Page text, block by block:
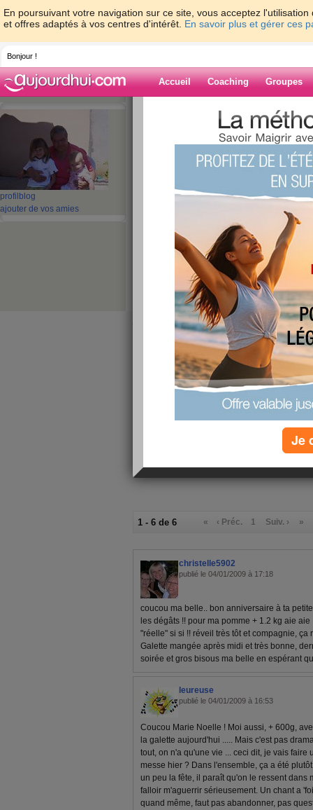
En poursuivant votre navigation sur ce site, vous acceptez
et offres adaptés à vos centres d'intérêt. En savoir plus et gérer ces
Bonjour !
Accueil Coaching Groupes
profil blog
ajouter de vos amies
> > pesée
Blog de
pesée
mauvaise journée, après les fêtes mauvaise
correct après tous les repas mais quand mêm
demain anniversaire de ma petite file (encore
surtout que je suis gourmande et je manque
j'espère que lundi je vais pouvoir m'y remettre
kilos en trop qui résistent
on s'y remet toutes ensemble, mais j'ai vu
bien au contraire
mon rhume va mieux, je crois qu'il est juste
depuis plus rien, j'espère que cela va durer.
bonne journée à toutes bisous marie noelle
1 - 6 de 6 « ‹ Préc. 1 Suiv. › »
christelle5902
publié le 04/01/2009 à 17:18
coucou ma belle.. bon anniversaire à ta
les dégâts !! pour ma pomme + 1.2 kg aie
"réelle" si si !! réveil très tôt et compagnie, ça
Galette mangée après midi et très bonne,
soirée et gros bisous ma belle en espérant
leureuse
publié le 04/01/2009 à 16:53
Coucou Marie Noelle ! Moi aussi, + 600g,
la galette aujourd'hui ..... Mais c'est pas
tout, on n'a qu'une vie ... ceci dit, je vais faire
messe hier ? Dans l'ensemble, ça a été
un peu la fête, il paraît qu'on le ressent dans
falloir m'aguerrir sérieusement. Un chant a
quand même, faut pas abandonner, pas
Je